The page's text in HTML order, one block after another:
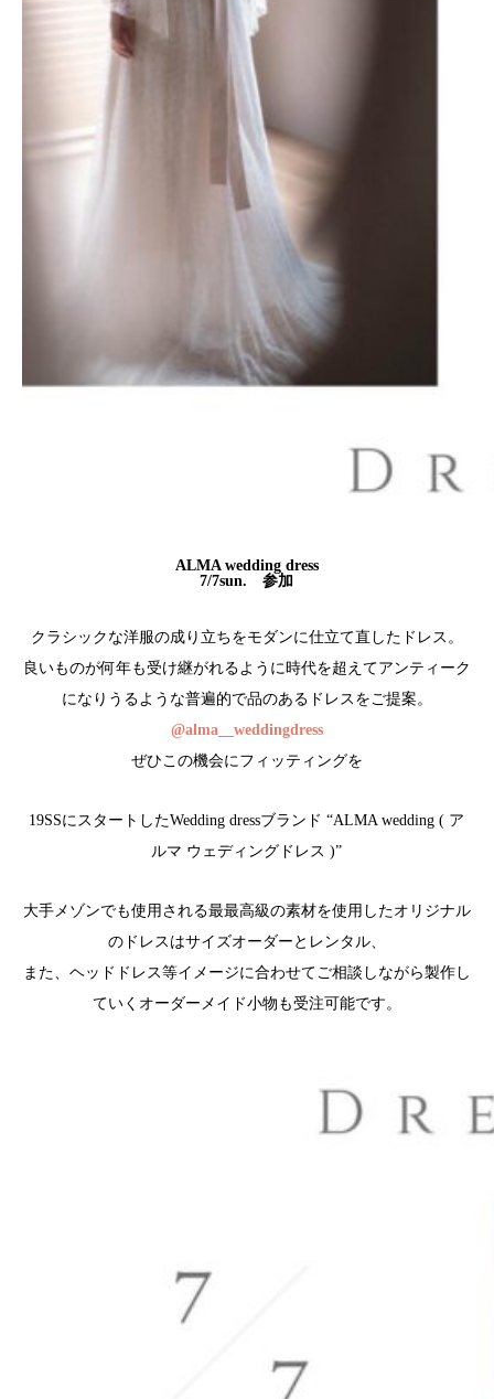
ALMA wedding dress
7/7sun. 参加
クラシックな洋服の成り立ちをモダンに仕立て直したドレス。
良いものが何年も受け継がれるように時代を超えてアンティーク
になりうるような普遍的で品のあるドレスをご提案。
@alma__weddingdress
ぜひこの機会にフィッティングを
19SSにスタートしたWedding dressブランド “ALMA wedding ( ア
ルマ ウェディングドレス )”
大手メゾンでも使用される最最高級の素材を使用したオリジナル
のドレスはサイズオーダーとレンタル、
また、ヘッドドレス等イメージに合わせてご相談しながら製作し
ていくオーダーメイド小物も受注可能です。